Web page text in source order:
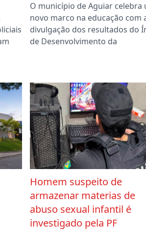
O município de Aguiar celebra
novo marco na educação com
divulgação dos resultados do
de Desenvolvimento da
Homem suspeito de
armazenar materias de
abuso sexual infantil é
investigado pela PF